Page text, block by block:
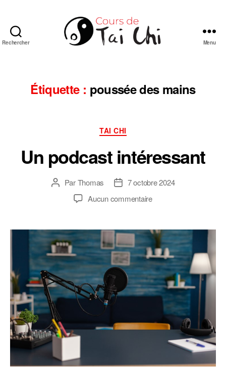
Rechercher
Chi
Chuan
Yang
en
ligne
Menu
Étiquette : poussée des mains
Catégories
TAI CHI
Un podcast intéressant
Auteur
l’article
ParThomas
Date
l’article
7 octobre 2024
Aucun commentairesur
intéressant